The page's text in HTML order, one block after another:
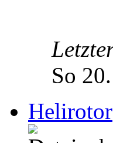
So
Helirotor